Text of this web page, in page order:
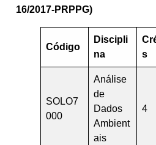
16/2017-PRPPG)
Código
Discipli
na
s
SOLO7
000
Análise
de
Dados
Ambient
ais
4